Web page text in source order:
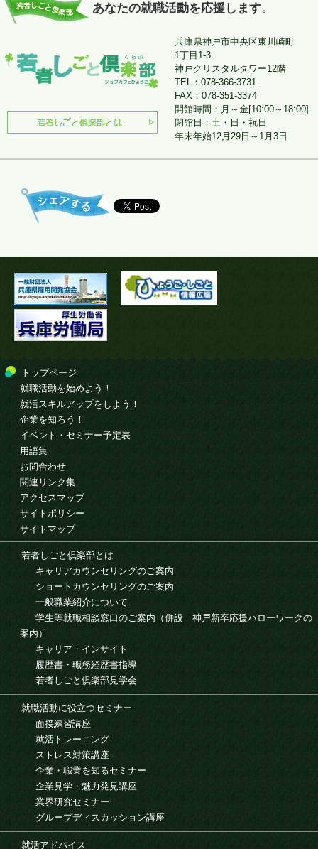
あなたの就職活動を応援します。
兵庫県神戸市中央区東川崎町
1丁目1-3
神戸クリスタルタワー12階
TEL：078-366-3731
FAX：078-351-3374
開館時間：月～金[10:00～18:00]
閉館日：土・日・祝日
年末年始12月29日～1月3日
トップページ
就職活動を始めよう！
就活スキルアップをしよう！
企業を知ろう！
イベント・セミナー予定表
用語集
お問合わせ
関連リンク集
アクセスマップ
サイトポリシー
サイトマップ
若者しごと倶楽部とは
キャリアカウンセリングのご案内
ショートカウンセリングのご案内
一般職業紹介について
学生等就職相談窓口のご案内（併設 神戸新卒応援ハローワークの
案内）
キャリア・インサイト
履歴書・職務経歴書指導
若者しごと倶楽部見学会
就職活動に役立つセミナー
面接練習講座
就活トレーニング
ストレス対策講座
企業・職業を知るセミナー
企業見学・魅力発見講座
業界研究セミナー
グループディスカッション講座
就活アドバイス